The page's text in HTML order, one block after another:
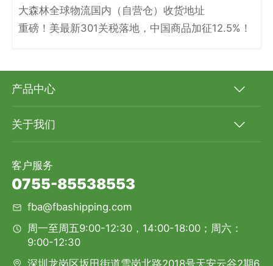
大森林全球物流国内（自营仓）收货地址
重磅！美最新301关税落地，中国商品加征12.5%！
产品中心
关于我们
客户服务
0755-85538553
fba@fbashipping.com
周一至周五9:00-12:30，14:00-18:00；周六：
9:00-12:30